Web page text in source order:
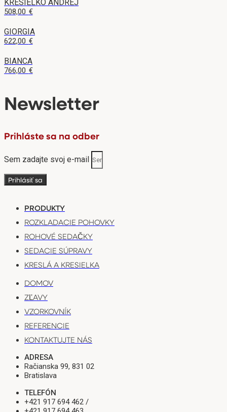
KRESIELKO ANDREJ
508,00 €
GIORGIA
622,00 €
BIANCA
766,00 €
Newsletter
Prihláste sa na odber
Sem zadajte svoj e-mail
Prihlásiť sa
PRODUKTY
ROZKLADACIE POHOVKY
ROHOVÉ SEDAČKY
SEDACIE SÚPRAVY
KRESLÁ A KRESIELKA
DOMOV
ZĽAVY
VZORKOVNÍK
REFERENCIE
KONTAKTUJTE NÁS
ADRESA
Račianska 99, 831 02
Bratislava
TELEFÓN
+421 917 694 462 /